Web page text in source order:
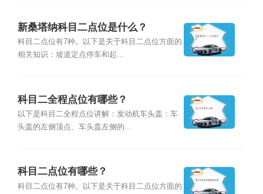
新桑塔纳科目二点位是什么？
科目二点位有7种。以下是关于科目二点位方面的
相关知识：坡道定点停车和起...
科目二全程点位有哪些？
以下是科目二全程点位讲解：发动机车头盖：车
头盖的左侧顶点、车头盖左侧的...
科目二点位有哪些？
科目二点位有7种。以下是关于科目二点位方面的